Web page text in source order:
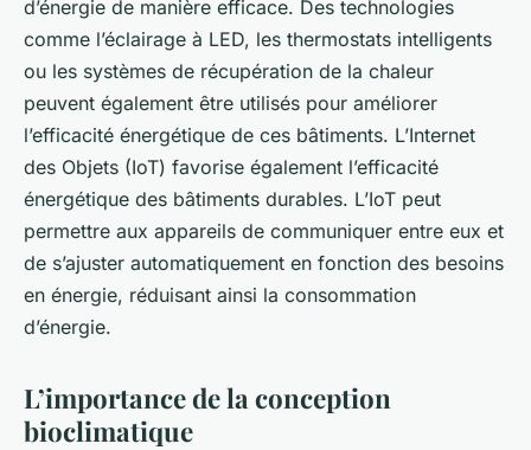
d’énergie de manière efficace. Des technologies
comme l’éclairage à LED, les thermostats intelligents
ou les systèmes de récupération de la chaleur
peuvent également être utilisés pour améliorer
l’efficacité énergétique de ces bâtiments. L’Internet
des Objets (IoT) favorise également l’efficacité
énergétique des bâtiments durables. L’IoT peut
permettre aux appareils de communiquer entre eux et
de s’ajuster automatiquement en fonction des besoins
en énergie, réduisant ainsi la consommation
d’énergie.
L’importance de la conception
bioclimatique